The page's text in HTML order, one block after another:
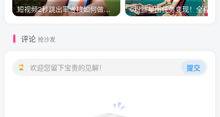
短视频2秒跳出率考核如何做留存？
评论 抢沙发
欢迎您留下宝贵的见解！ 提交